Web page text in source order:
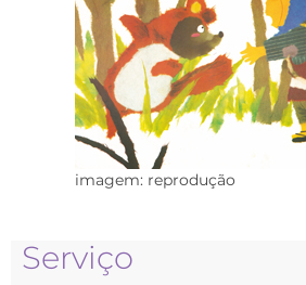
imagem: reprodução
Serviço